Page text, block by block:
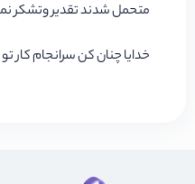
متحمل شدند تقدیر وتشکر
خدایا چنان کن سرانجام کار